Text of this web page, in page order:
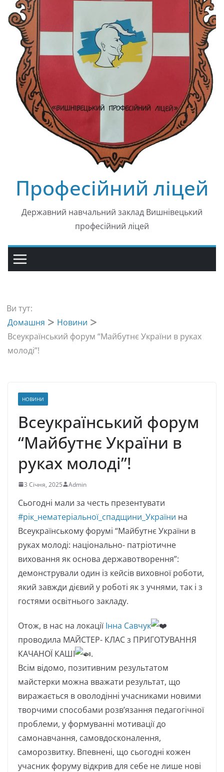
Професійний ліцей
Державний навчальний заклад Вишнівецький
професійний ліцей
Ви тут:
Домашня
Новини
Всеукраїнський форум “Майбутнє України в руках
молоді”!
НОВИНИ
Всеукраїнський форум
“Майбутнє України в
руках молоді”!
3 Січня, 2025 Admin
Сьогодні мали за честь презентувати
#рік_нематеріальної_спадщини_України на
Всеукраїнському форумі “Майбутнє України в
руках молоді: національно- патріотичне
виховання як основа державотворення”:
демонстрували один із кейсів виховної роботи,
який завжди дієвий у роботі як з учнями, так і з
гостями освітнього закладу.
Отож, в нас на локації Інна Савчук
проводила МАЙСТЕР- КЛАС з ПРИГОТУВАННЯ
КАЧАНОЇ КАШІ
.
Всім відомо, позитивним результатом
майстерки можна вважати результат, що
виражається в оволодінні учасниками новими
творчими способами розв’язання педагогічної
проблеми, у формуванні мотивації до
самонавчання, самовдосконалення,
саморозвитку. Впевнені, що сьогодні кожен
учасник форуму відкрив для себе не лише нові